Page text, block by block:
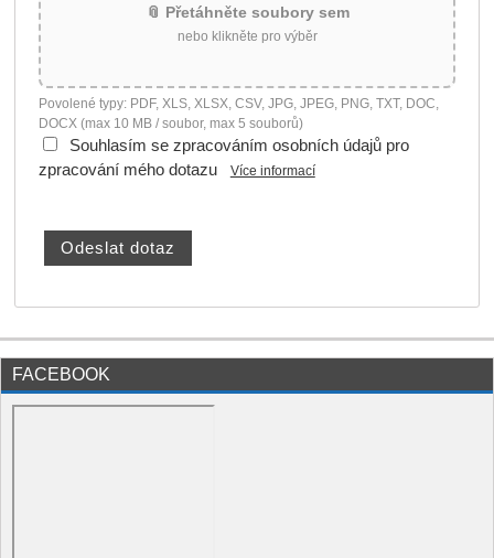
📎 Přetáhněte soubory sem
nebo klikněte pro výběr
Povolené typy: PDF, XLS, XLSX, CSV, JPG, JPEG, PNG, TXT, DOC,
DOCX (max 10 MB / soubor, max 5 souborů)
Souhlasím se zpracováním osobních údajů pro
zpracování mého dotazu
Více informací
FACEBOOK